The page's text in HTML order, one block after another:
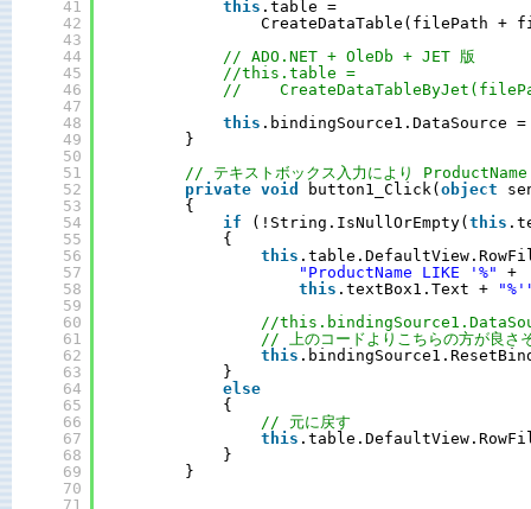
41
42
43
44
45
46
47
48
49
50
51
52
53
54
55
56
57
58
59
60
61
62
63
64
65
66
67
68
69
70
71
this .table =
CreateDataTable(filePath +
// ADO.NET + OleDb + JET 版
//this.table =
//
this .bindingSource1.DataSource
}
// テキストボックス入力により ProductName
private void button1_Click(object
{
if
(!String.IsNullOrEmpty(this
{
this
"ProductName LIKE '%"
+
this .textBox1.Text +
//
// 上のコードよりこちらの方が良さ
this
}
else
{
// 元に戻す
this
}
}